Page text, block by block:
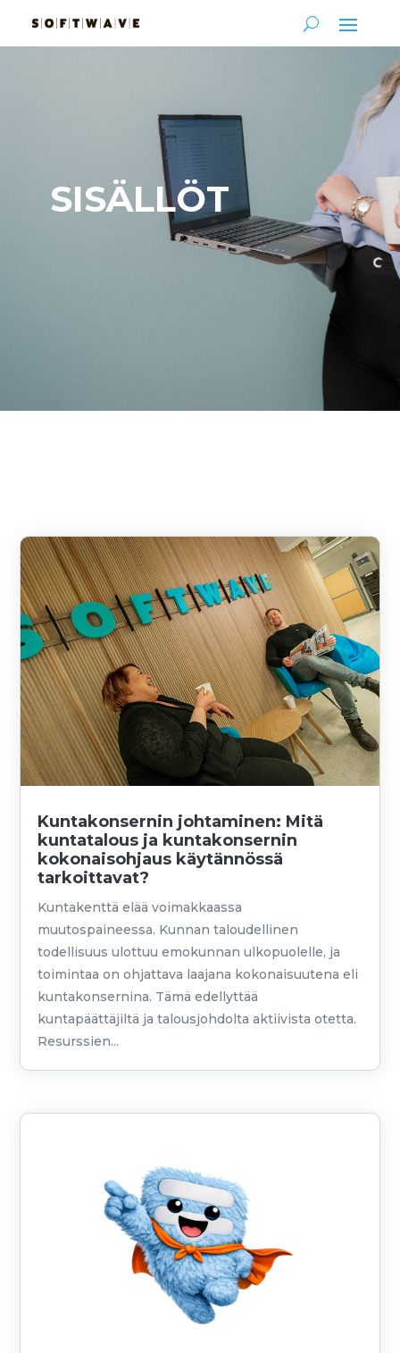
SISÄLLÖT
Kuntakonsernin johtaminen: Mitä
kuntatalous ja kuntakonsernin
kokonaisohjaus käytännössä
tarkoittavat?
Kuntakenttä elää voimakkaassa
muutospaineessa. Kunnan taloudellinen
todellisuus ulottuu emokunnan ulkopuolelle, ja
toimintaa on ohjattava laajana kokonaisuutena eli
kuntakonsernina. Tämä edellyttää
kuntapäättäjiltä ja talousjohdolta aktiivista otetta.
Resurssien...